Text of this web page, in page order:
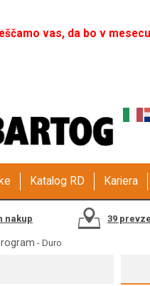
vas, da bo v
Katalog RD Kariera
nakup 39
- Duro